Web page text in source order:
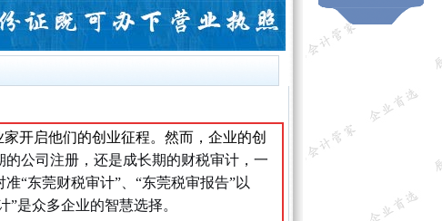
开启他们的创业征程。然而，企业的创
的公司注册，还是成长期的财税审计，一
“东莞财税审计”、“东莞税审报告”以
是众多企业的智慧选择。